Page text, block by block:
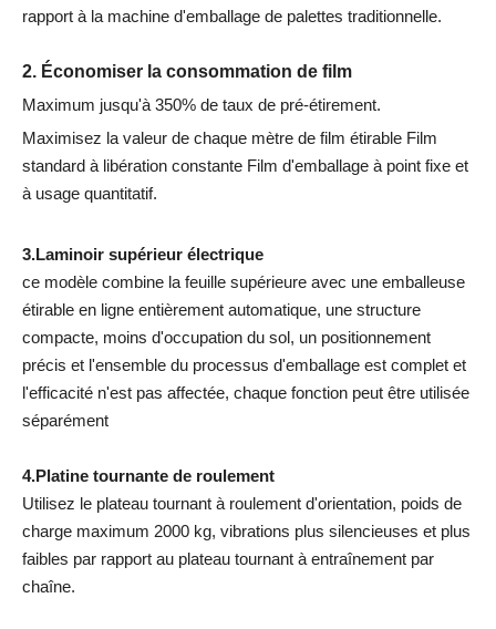
rapport à la machine d'emballage de palettes traditionnelle.
2. Économiser la consommation de film
Maximum jusqu'à 350% de taux de pré-étirement.
Maximisez la valeur de chaque mètre de film étirable Film
standard à libération constante Film d'emballage à point fixe et
à usage quantitatif.
3.Laminoir supérieur électrique
ce modèle combine la feuille supérieure avec une emballeuse
étirable en ligne entièrement automatique, une structure
compacte, moins d'occupation du sol, un positionnement
précis et l'ensemble du processus d'emballage est complet et
l'efficacité n'est pas affectée, chaque fonction peut être utilisée
séparément
4.Platine tournante de roulement
Utilisez le plateau tournant à roulement d'orientation, poids de
charge maximum 2000 kg, vibrations plus silencieuses et plus
faibles par rapport au plateau tournant à entraînement par
chaîne.